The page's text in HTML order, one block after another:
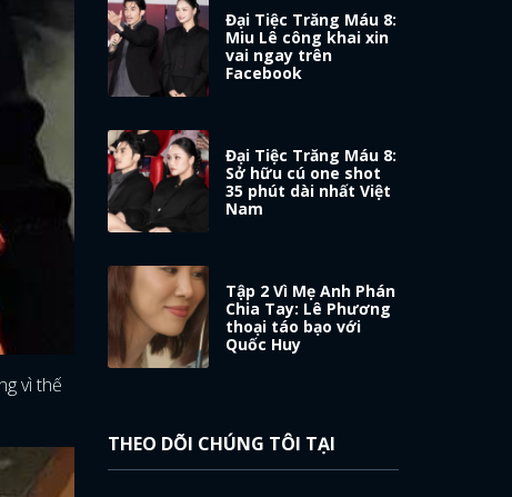
vì thế
Đại Tiệc Trăng Máu 8:
Miu Lê công khai xin
vai ngay trên
Facebook
Đại Tiệc Trăng Máu 8:
Sở hữu cú one shot
35 phút dài nhất Việt
Nam
Tập 2 Vì Mẹ Anh Phán
Chia Tay: Lê Phương
thoại táo bạo với
Quốc Huy
THEO DÕI CHÚNG TÔI TẠI